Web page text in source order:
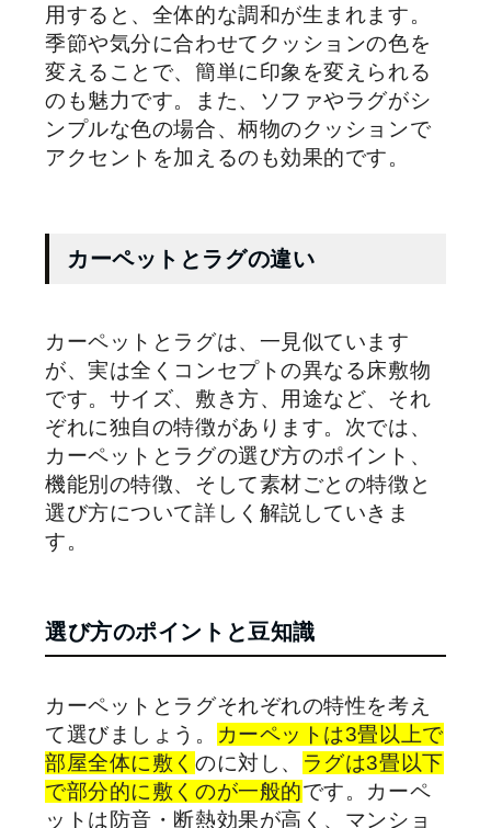
用すると、全体的な調和が生まれます。
季節や気分に合わせてクッションの色を
変えることで、簡単に印象を変えられる
のも魅力です。また、ソファやラグがシ
ンプルな色の場合、柄物のクッションで
アクセントを加えるのも効果的です。
カーペットとラグの違い
カーペットとラグは、一見似ています
が、実は全くコンセプトの異なる床敷物
です。サイズ、敷き方、用途など、それ
ぞれに独自の特徴があります。次では、
カーペットとラグの選び方のポイント、
機能別の特徴、そして素材ごとの特徴と
選び方について詳しく解説していきま
す。
選び方のポイントと豆知識
カーペットとラグそれぞれの特性を考え
て選びましょう。
カーペットは3畳以上で
部屋全体に敷く のに対し、
ラグは3畳以下
で部分的に敷くのが一般的です。カーペ
ットは防音・断熱効果が高く、マンショ